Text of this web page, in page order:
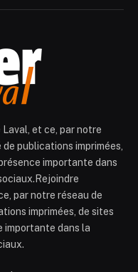
Laval, et ce, par notre
publications imprimées,
importante dans
par notre réseau de
imprimées, de sites
importante dans la